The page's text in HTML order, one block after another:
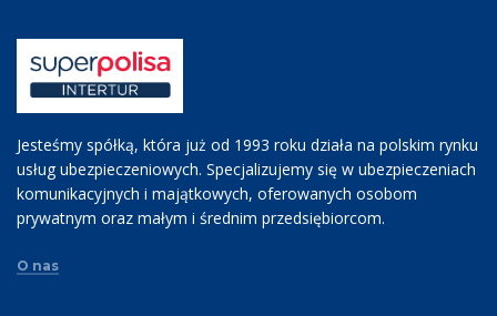
Jesteśmy spółką, która już od 1993 roku działa na polskim rynku
usług ubezpieczeniowych. Specjalizujemy się w ubezpieczeniach
komunikacyjnych i majątkowych, oferowanych osobom
prywatnym oraz małym i średnim przedsiębiorcom.
O nas